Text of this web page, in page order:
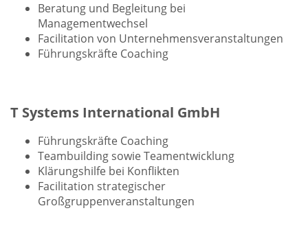
Beratung und Begleitung bei
Managementwechsel
Facilitation von Unternehmensveranstaltungen
Führungskräfte Coaching
T Systems International GmbH
Führungskräfte Coaching
Teambuilding sowie Teamentwicklung
Klärungshilfe bei Konflikten
Facilitation strategischer
Großgruppenveranstaltungen